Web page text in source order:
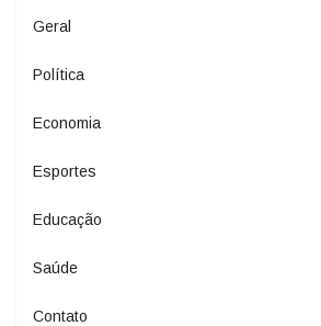
Geral
Política
Economia
Esportes
Educação
Saúde
Contato